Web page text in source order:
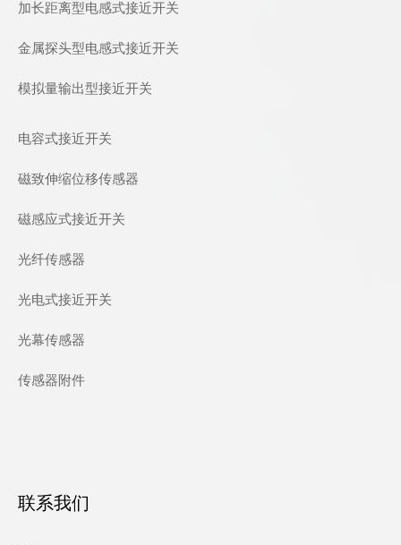
加长距离型电感式接近开关
金属探头型电感式接近开关
模拟量输出型接近开关
电容式接近开关
磁致伸缩位移传感器
磁感应式接近开关
光纤传感器
光电式接近开关
光幕传感器
传感器附件
联系我们